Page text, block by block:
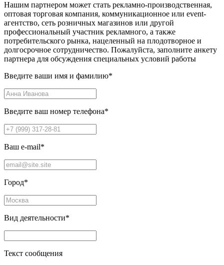
Нашим партнером может стать рекламно-производственная,
оптовая торговая компания, коммуникационное или event-
агентство, сеть розничных магазинов или другой
профессиональный участник рекламного, а также
потребительского рынка, нацеленный на плодотворное и
долгосрочное сотрудничество. Пожалуйста, заполните анкету
партнера для обсуждения специальных условий работы
Введите ваши имя и фамилию*
Введите ваш номер телефона*
Ваш e-mail*
Город*
Вид деятельности*
Текст сообщения